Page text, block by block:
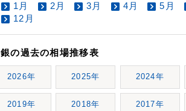
1月 2月 3月 4月 5月
12月
銀の過去の相場推移表
2026年 2025年 2024年
2019年 2018年 2017年